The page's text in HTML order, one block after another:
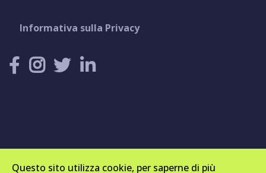
Informativa sulla Privacy
Questo sito utilizza cookie, per saperne di più